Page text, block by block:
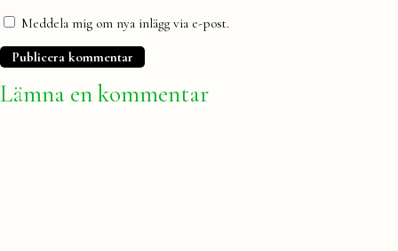
Meddela mig om nya inlägg via e-post.
Lämna en kommentar